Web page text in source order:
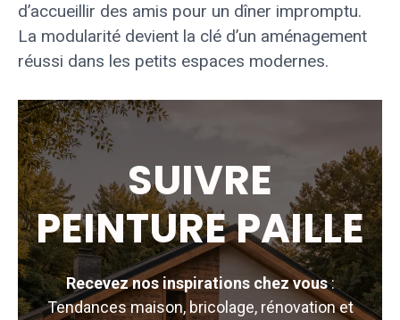
d’accueillir des amis pour un dîner impromptu.
La modularité devient la clé d’un aménagement
réussi dans les petits espaces modernes.
SUIVRE
PEINTURE PAILLE
Recevez nos inspirations chez vous:
Tendances maison, bricolage, rénovation et